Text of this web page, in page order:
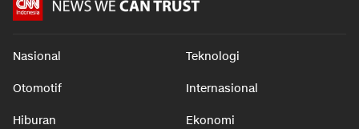
Nasional Teknologi
Otomotif Internasional
Hiburan Ekonomi